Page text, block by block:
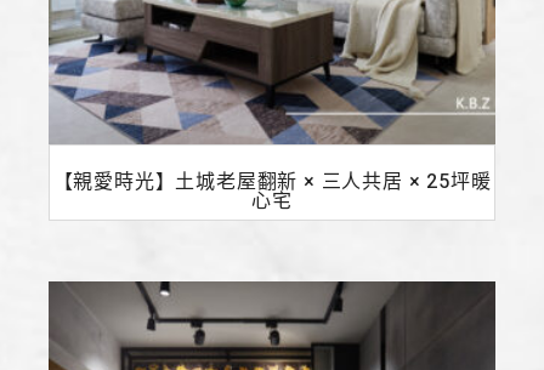
【親愛時光】土城老屋翻新 × 三人共居 × 25坪暖
心宅